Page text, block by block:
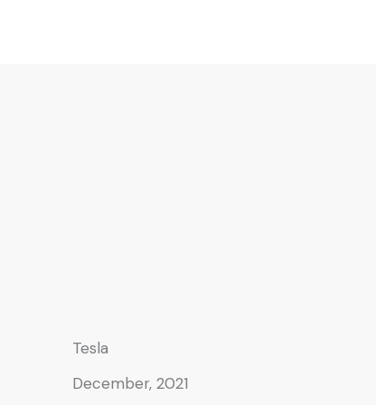
Tesla
December, 2021